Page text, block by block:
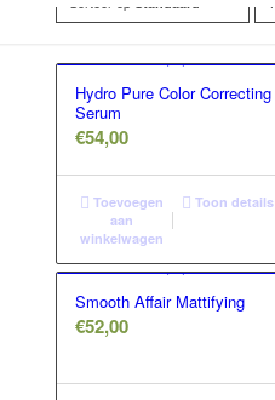
Hydro Pure Color Correcting
Serum
€54,00
Toevoegen
aan
winkelwagen
Toon details
Smooth Affair Mattifying
€52,00